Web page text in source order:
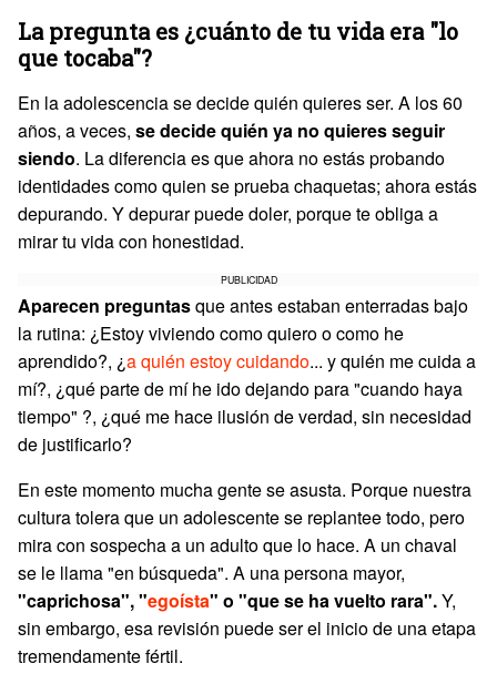
La pregunta es ¿cuánto de tu vida era "lo
que tocaba"?
En la adolescencia se decide quién quieres ser. A los 60
años, a veces, se decide quién ya no quieres seguir
siendo. La diferencia es que ahora no estás probando
identidades como quien se prueba chaquetas; ahora estás
depurando. Y depurar puede doler, porque te obliga a
mirar tu vida con honestidad.
PUBLICIDAD
Aparecen preguntasque antes estaban enterradas bajo
la rutina: ¿Estoy viviendo como quiero o como he
aprendido?, ¿a quién estoy cuidando... y quién me cuida a
mí?, ¿qué parte de mí he ido dejando para "cuando haya
tiempo" ?, ¿qué me hace ilusión de verdad, sin necesidad
de justificarlo?
En este momento mucha gente se asusta. Porque nuestra
cultura tolera que un adolescente se replantee todo, pero
mira con sospecha a un adulto que lo hace. A un chaval
se le llama "en búsqueda". A una persona mayor,
"caprichosa", "egoísta" o "que se ha vuelto rara".Y,
sin embargo, esa revisión puede ser el inicio de una etapa
tremendamente fértil.